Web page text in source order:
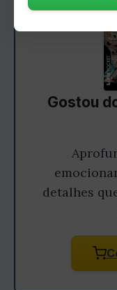
Gostou
detalhes